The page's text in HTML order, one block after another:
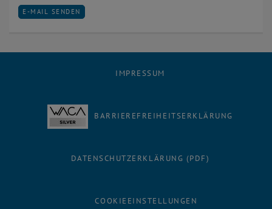
E-MAIL AN MICHAEL STACH SENDEN
E-MAIL SENDEN
IMPRESSUM
BARRIEREFREIHEITSERKLÄRUNG
DATENSCHUTZERKLÄRUNG (PDF)
COOKIEEINSTELLUNGEN